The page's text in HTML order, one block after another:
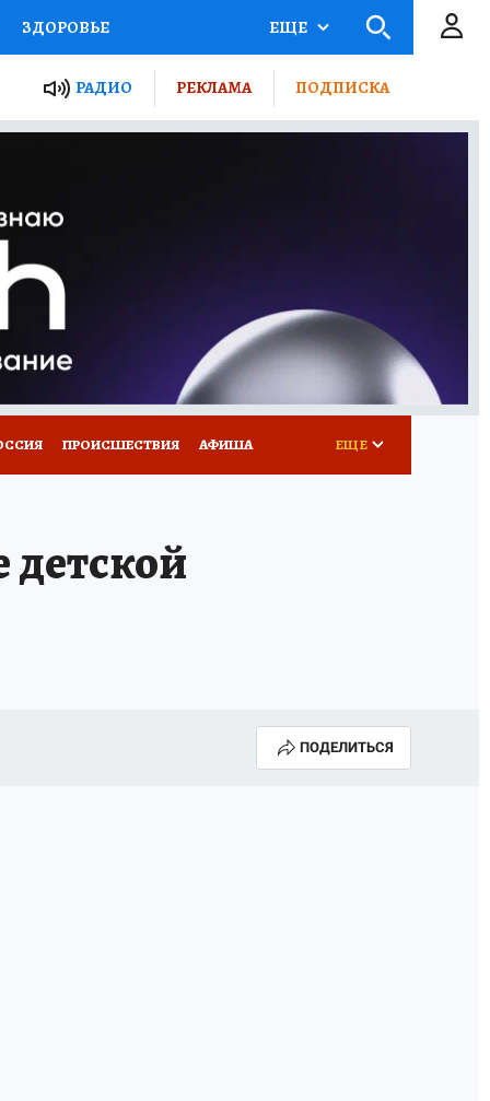
ЗДОРОВЬЕ
РОССИИ
ПУТЕВОДИТЕЛЬ
ПОТРЕБИТЕЛЯ
ЕЩЕ
РАДИО РЕКЛАМА ПОДПИСКА
ПРОИСШЕСТВИЯ АФИША ЕЩЕ
ПОДЕЛИТЬСЯ